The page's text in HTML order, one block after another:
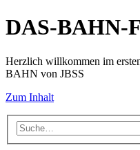
DAS-BAHN-
Herzlich willkommen im
BAHN von JBSS
Zum Inhalt